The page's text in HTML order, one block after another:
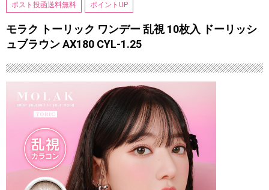
ポスト投函送料無料 ポイントUP
モラク トーリック ワンデー 乱視 10枚入 ドーリッシ
ュブラウン AX180 CYL-1.25